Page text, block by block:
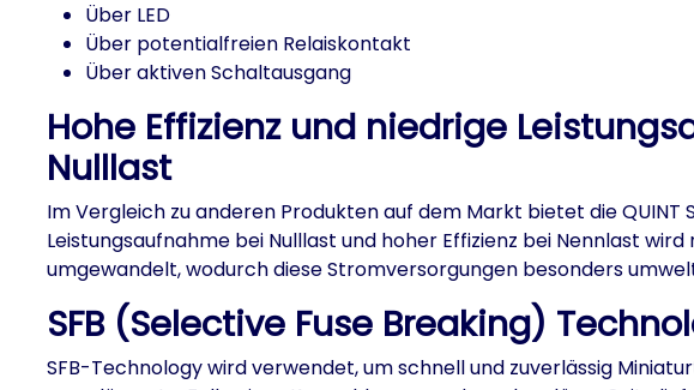
Über LED
Über potentialfreien Relaiskontakt
Über aktiven Schaltausgang
Hohe Effizienz und niedrige
Nulllast
Im Vergleich zu anderen Produkten auf dem Markt bietet die
Leistungsaufnahme bei Nulllast und hoher Effizienz bei Nennlast
umgewandelt, wodurch diese Stromversorgungen besonders
SFB (Selective Fuse Breaking)
SFB-Technology wird verwendet, um schnell und zuverlässig